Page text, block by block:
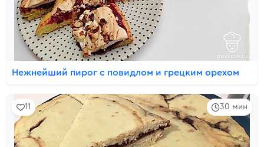
Нежнейший пирог с повидлом и грецким орехом
30 мин
11